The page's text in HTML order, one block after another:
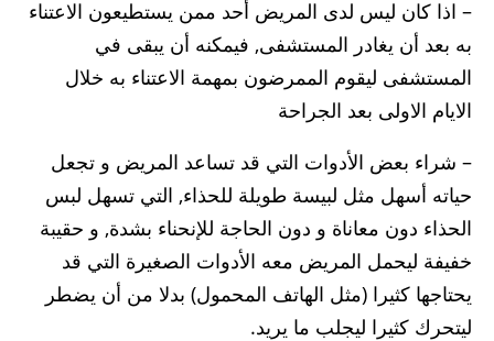
– اذا كان ليس لدى المريض أحد ممن يستطيعون الاعتناء
به بعد أن يغادر المستشفى, فيمكنه أن يبقى في
المستشفى ليقوم الممرضون بمهمة الاعتناء به خلال
الايام الاولى بعد الجراحة
– شراء بعض الأدوات التي قد تساعد المريض و تجعل
حياته أسهل مثل لبيسة طويلة للحذاء, التي تسهل لبس
الحذاء دون معاناة و دون الحاجة للإنحناء بشدة, و حقيبة
خفيفة ليحمل المريض معه الأدوات الصغيرة التي قد
يحتاجها كثيرا (مثل الهاتف المحمول) بدلا من أن يضطر
ليتحرك كثيرا ليجلب ما يريد.